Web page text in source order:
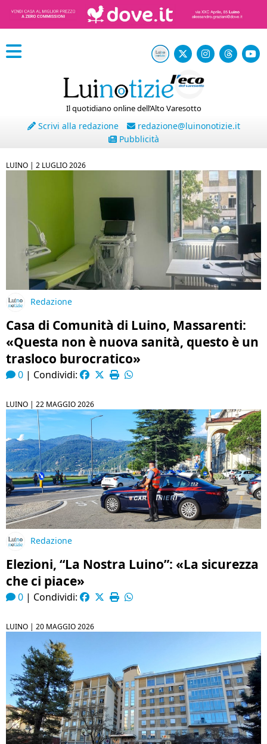
Il quotidiano online dell’Alto Varesotto
Scrivi alla redazione
redazione@luinonotizie.it
Pubblicità
LUINO | 2 LUGLIO 2026
Redazione
Casa di Comunità di Luino, Massarenti:
«Questa non è nuova sanità, questo è un
trasloco burocratico»
0 | Condividi:
LUINO | 22 MAGGIO 2026
Redazione
Elezioni, “La Nostra Luino”: «La sicurezza
che ci piace»
0 | Condividi:
LUINO | 20 MAGGIO 2026